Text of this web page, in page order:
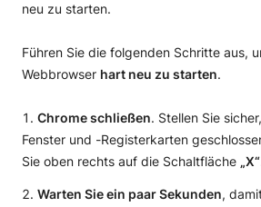
neu zu starten.
Führen Sie die folgenden Schritte aus,
Webbrowser hart neu zu starten.
Chrome schließen. Stellen Sie
Fenster und -Registerkarten
Sie oben rechts auf die Schaltfläche „X“
Warten Sie ein paar Sekunden,